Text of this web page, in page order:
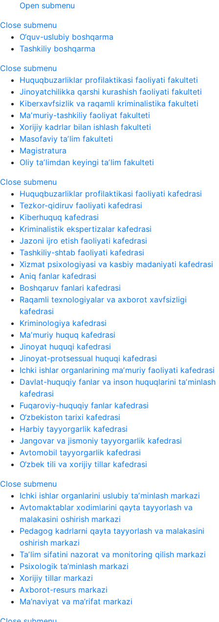
Open submenu
Close submenu
O‘quv-uslubiy boshqarma
Tashkiliy boshqarma
Close submenu
Huquqbuzarliklar profilaktikasi faoliyati fakulteti
Jinoyatchilikka qarshi kurashish faoliyati fakulteti
Kiberxavfsizlik va raqamli kriminalistika fakulteti
Maʼmuriy-tashkiliy faoliyat fakulteti
Xorijiy kadrlar bilan ishlash fakulteti
Masofaviy taʼlim fakulteti
Magistratura
Oliy taʼlimdan keyingi taʼlim fakulteti
Close submenu
Huquqbuzarliklar profilaktikasi faoliyati kafedrasi
Tezkor-qidiruv faoliyati kafedrasi
Kiberhuquq kafedrasi
Kriminalistik ekspertizalar kafedrasi
Jazoni ijro etish faoliyati kafedrasi
Tashkiliy-shtab faoliyati kafedrasi
Xizmat psixologiyasi va kasbiy madaniyati kafedrasi
Aniq fanlar kafedrasi
Boshqaruv fanlari kafedrasi
Raqamli texnologiyalar va axborot xavfsizligi
kafedrasi
Kriminologiya kafedrasi
Maʼmuriy huquq kafedrasi
Jinoyat huquqi kafedrasi
Jinoyat-protsessual huquqi kafedrasi
Ichki ishlar organlarining maʼmuriy faoliyati kafedrasi
Davlat-huquqiy fanlar va inson huquqlarini taʼminlash
kafedrasi
Fuqaroviy-huquqiy fanlar kafedrasi
O‘zbekiston tarixi kafedrasi
Harbiy tayyorgarlik kafedrasi
Jangovar va jismoniy tayyorgarlik kafedrasi
Avtomobil tayyorgarlik kafedrasi
O‘zbek tili va xorijiy tillar kafedrasi
Close submenu
Ichki ishlar organlarini uslubiy taʼminlash markazi
Avtomaktablar xodimlarini qayta tayyorlash va
malakasini oshirish markazi
Pedagog kadrlarni qayta tayyorlash va malakasini
oshirish markazi
Taʼlim sifatini nazorat va monitoring qilish markazi
Psixologik ta’minlash markazi
Xorijiy tillar markazi
Axborot-resurs markazi
Ma’naviyat va ma’rifat markazi